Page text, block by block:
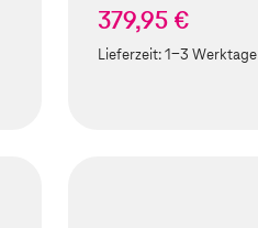
379,95 €
Lieferzeit:1-3 Werktage